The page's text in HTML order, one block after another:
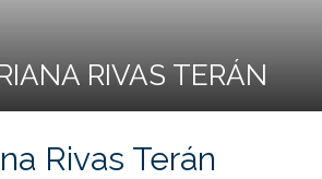
RIVAS TERÁN
Rivas Terán